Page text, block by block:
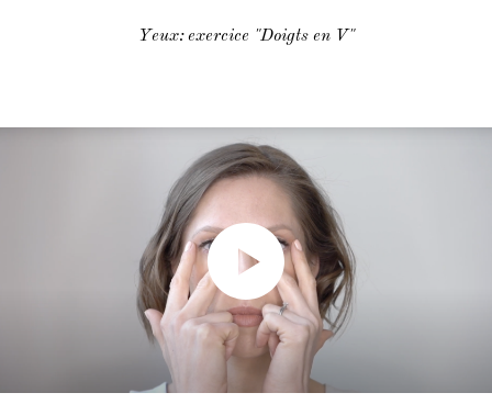
Yeux: exercice "Doigts en V"